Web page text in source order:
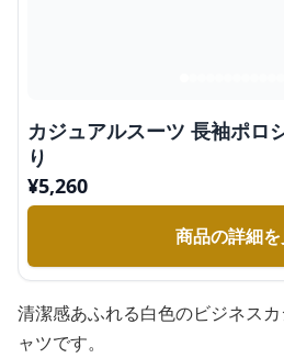
カジュアルスーツ 長袖ポロ
り
¥5,260
商品の詳細
清潔感あふれる白色のビジネス
ャツです。